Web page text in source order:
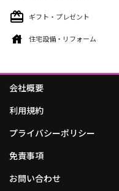
ギフト・プレゼント
住宅設備・リフォーム
会社概要
利用規約
プライバシーポリシー
免責事項
お問い合わせ